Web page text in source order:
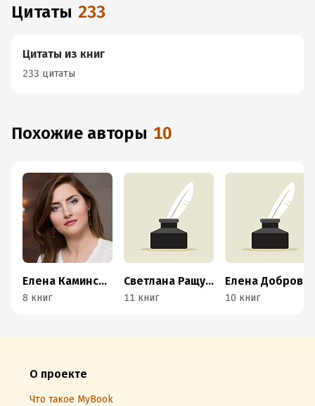
Цитаты 233
Цитаты из книг
233 цитаты
Похожие авторы 10
Елена Каминская
8 книг
Светлана Ращупкина
11 книг
Елена Доброва
10 книг
О проекте
Что такое MyBook